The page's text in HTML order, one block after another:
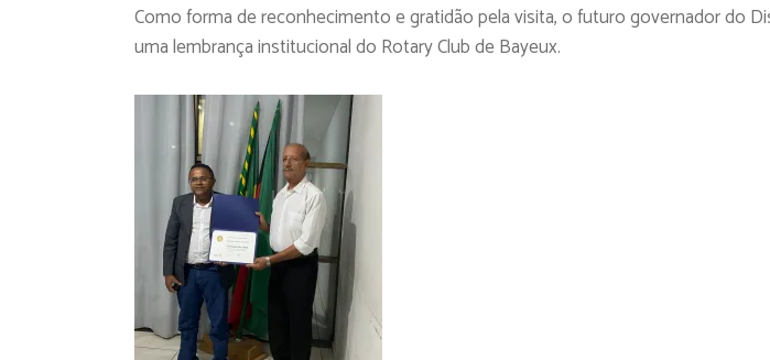
Como forma de reconhecimento e gratidão pela visita, o futuro governador do
uma lembrança institucional do Rotary Club de Bayeux.